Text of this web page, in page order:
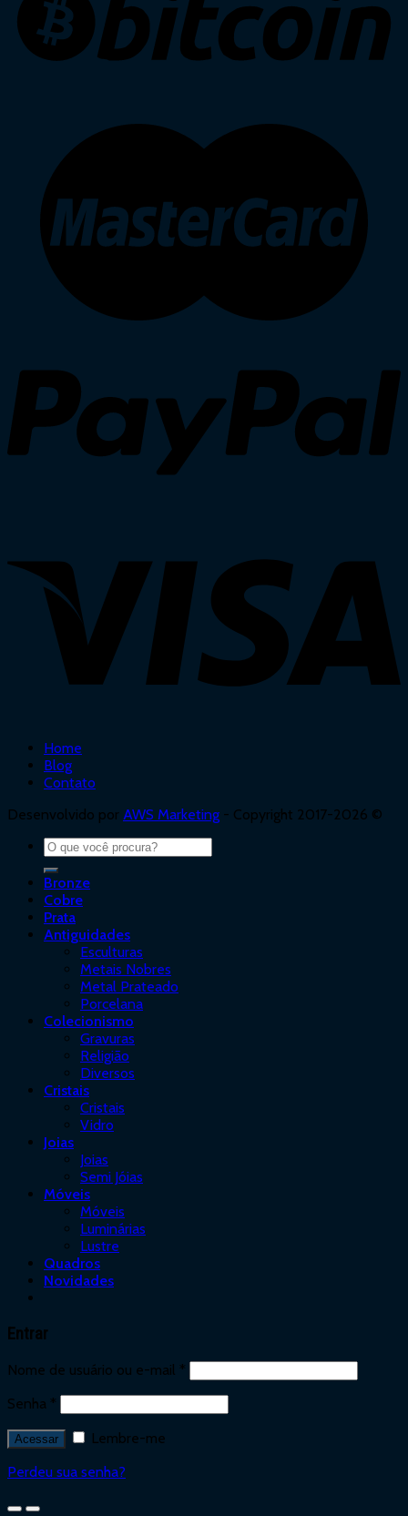
Home
Blog
Contato
Desenvolvido por AWS Marketing - Copyright 2017-2026 ©
Bronze
Cobre
Prata
Antiguidades
Esculturas
Metais Nobres
Metal Prateado
Porcelana
Colecionismo
Gravuras
Religião
Diversos
Cristais
Cristais
Vidro
Joias
Joias
Semi Jóias
Móveis
Móveis
Luminárias
Lustre
Quadros
Novidades
Entrar
Nome de usuário ou e-mail *
Senha *
Acessar
Lembre-me
Perdeu sua senha?